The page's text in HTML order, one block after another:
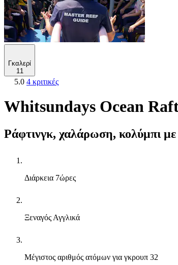
Γκαλερί
11
5.0 4 κριτικές
Whitsundays Ocean
Ράφτινγκ, χαλάρωση, κολύμπι
Διάρκεια 7ώρες
Ξεναγός Αγγλικά
Μέγιστος αριθμός ατόμων για γκρουπ 32